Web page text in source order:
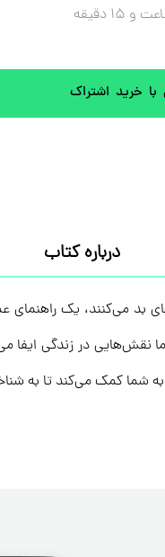
با خرید اشتراک
درباره کتاب
بد می‌کنند، یک راهنمای
در زندگی ایفا
شما کمک می‌کند تا به